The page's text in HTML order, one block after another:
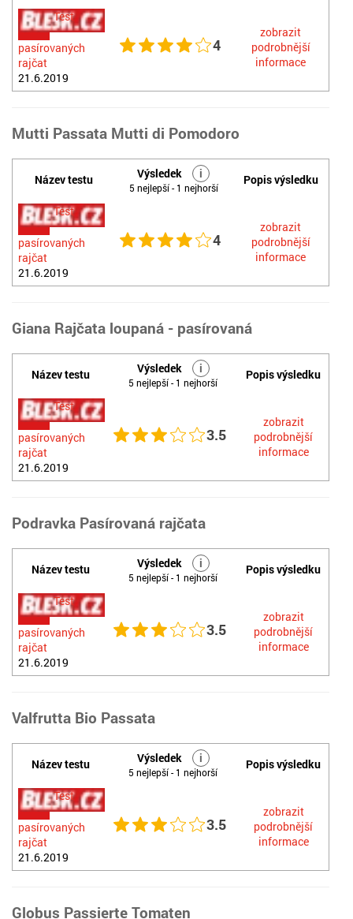
Test
pasírovaných
rajčat
21.6.2019
4
zobrazit
podrobnější
informace
Mutti Passata Mutti di Pomodoro
Název testu Výsledek i
5 nejlepší - 1 nejhorší
Popis výsledku
Test
pasírovaných
rajčat
21.6.2019
4
zobrazit
podrobnější
informace
Giana Rajčata loupaná - pasírovaná
Název testu Výsledek i
5 nejlepší - 1 nejhorší
Popis výsledku
Test
pasírovaných
rajčat
21.6.2019
3.5
zobrazit
podrobnější
informace
Podravka Pasírovaná rajčata
Název testu Výsledek i
5 nejlepší - 1 nejhorší
Popis výsledku
Test
pasírovaných
rajčat
21.6.2019
3.5
zobrazit
podrobnější
informace
Valfrutta Bio Passata
Název testu Výsledek i
5 nejlepší - 1 nejhorší
Popis výsledku
Test
pasírovaných
rajčat
21.6.2019
3.5
zobrazit
podrobnější
informace
Globus Passierte Tomaten